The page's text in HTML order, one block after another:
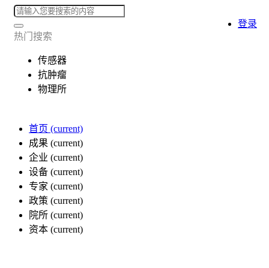
热门搜索
传感器
抗肿瘤
物理所
首页 (current)
成果 (current)
企业 (current)
设备 (current)
专家 (current)
政策 (current)
院所 (current)
资本 (current)
登录